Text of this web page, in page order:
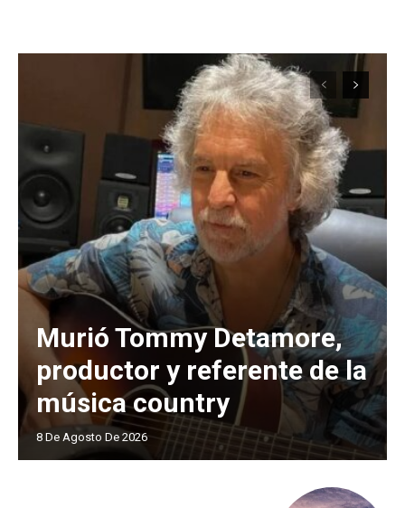
Murió Tommy Detamore,
productor y referente de la
música country
8 De Agosto De 2026